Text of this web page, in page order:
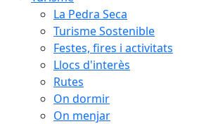
La Pedra Seca
Turisme Sostenible
Festes, fires i activitats
Llocs d'interès
Rutes
On dormir
On menjar